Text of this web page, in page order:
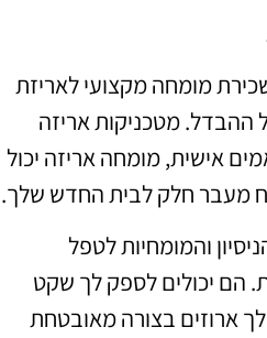
מומחה מקצועי לאריזת
ההבדל. מטכניקות אריזה
אישית, מומחה אריזה יכול
מעבר חלק לבית החדש שלך.
והמומחיות לטפל
הם יכולים לספק לך שקט
ארוזים בצורה מאובטחת